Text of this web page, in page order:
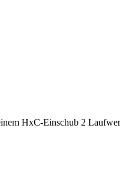
HxC-Einschub 2